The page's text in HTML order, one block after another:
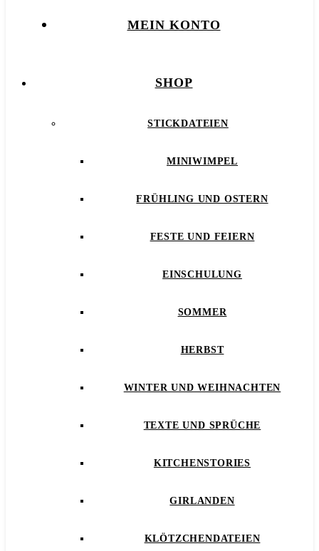
MEIN KONTO
SHOP
STICKDATEIEN
MINIWIMPEL
FRÜHLING UND OSTERN
FESTE UND FEIERN
EINSCHULUNG
SOMMER
HERBST
WINTER UND WEIHNACHTEN
TEXTE UND SPRÜCHE
KITCHENSTORIES
GIRLANDEN
KLÖTZCHENDATEIEN